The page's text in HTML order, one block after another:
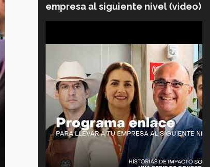
empresa al siguiente nivel (video)